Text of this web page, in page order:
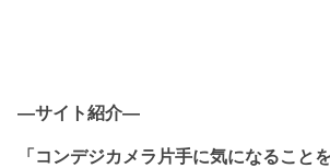
―サイト紹介―
「コンデジカメラ片手に気になること